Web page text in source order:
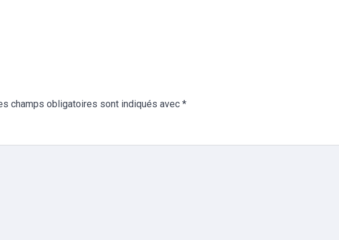
champs obligatoires sont indiqués avec *